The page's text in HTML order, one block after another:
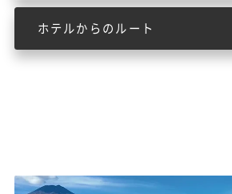
ホテルからのルート